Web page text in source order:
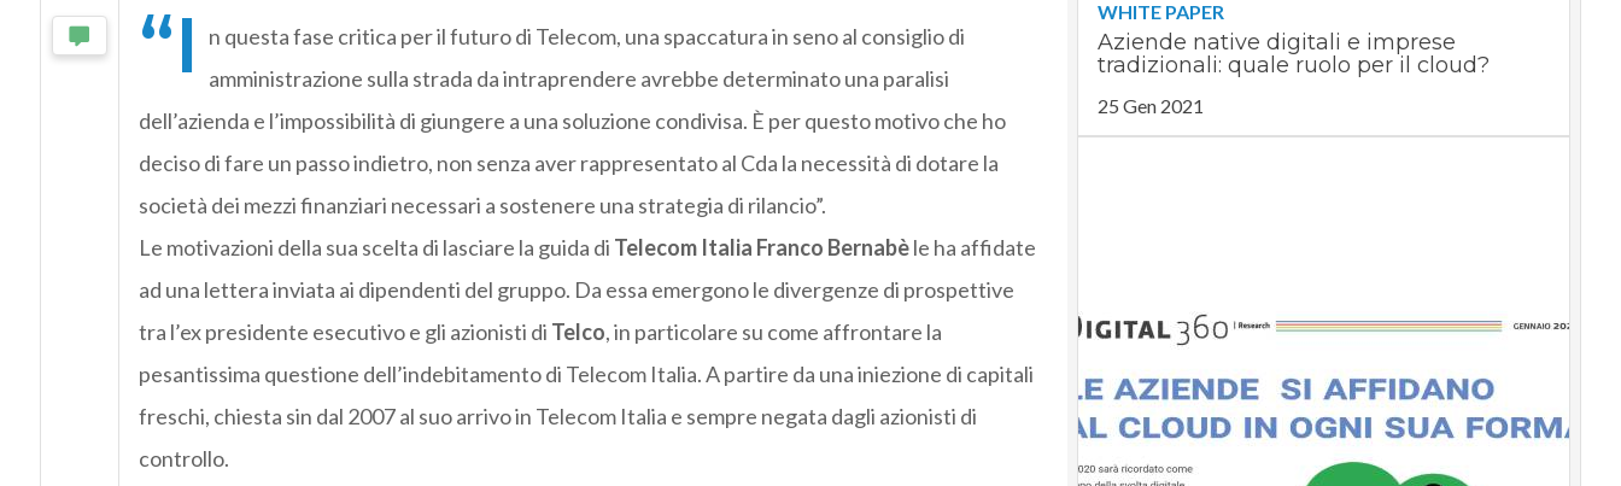
“I
n questa fase critica per il futuro di Telecom, una spaccatura in seno al consiglio di
amministrazione sulla strada da intraprendere avrebbe determinato una paralisi
dell’azienda e l’impossibilità di giungere a una soluzione condivisa. È per questo motivo che ho
deciso di fare un passo indietro, non senza aver rappresentato al Cda la necessità di dotare la
società dei mezzi finanziari necessari a sostenere una strategia di rilancio”.
Le motivazioni della sua scelta di lasciare la guida di Telecom Italia Franco Bernabèle ha affidate
ad una lettera inviata ai dipendenti del gruppo. Da essa emergono le divergenze di prospettive
tra l’ex presidente esecutivo e gli azionisti di Telco, in particolare su come affrontare la
pesantissima questione dell’indebitamento di Telecom Italia. A partire da una iniezione di capitali
freschi, chiesta sin dal 2007 al suo arrivo in Telecom Italia e sempre negata dagli azionisti di
controllo.
WHITE PAPER
Aziende native digitali e imprese
tradizionali: quale ruolo per il cloud?
25 Gen 2021